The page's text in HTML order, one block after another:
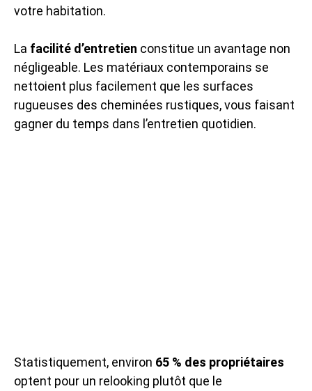
votre habitation.
La facilité d’entretien constitue un avantage non
négligeable. Les matériaux contemporains se
nettoient plus facilement que les surfaces
rugueuses des cheminées rustiques, vous faisant
gagner du temps dans l’entretien quotidien.
Statistiquement, environ 65 % des propriétaires
optent pour un relooking plutôt que le